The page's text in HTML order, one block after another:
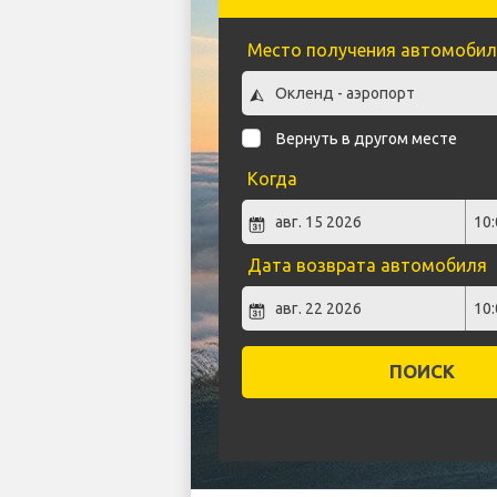
Место получения
Вернуть в другом месте
Когда
Дата возврата автомобиля
ПОИСК